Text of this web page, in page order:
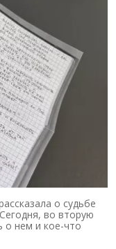
о судьбе
во вторую
о нем и кое-что